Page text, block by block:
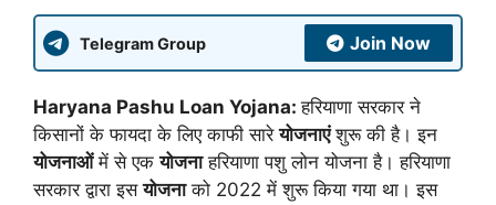
Telegram Group Join Now
Haryana Pashu Loan Yojana:हरियाणा सरकार ने
किसानों के फायदा के लिए काफी सारेयोजनाएंशुरू की है। इन
योजनाओंमें से एकयोजनाहरियाणा पशु लोन योजना है। हरियाणा
सरकार द्वारा इसयोजनाको 2022 में शुरू किया गया था। इस